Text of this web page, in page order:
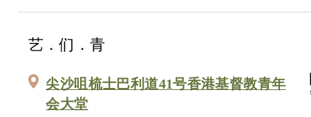
艺．们．青
尖沙咀梳士巴利道41号香港基督教青年
会大堂